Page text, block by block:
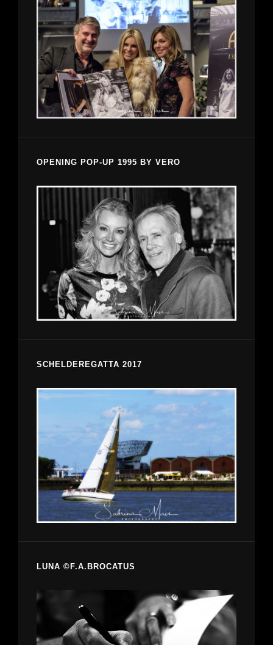
OPENING POP-UP 1995 BY VERO
SCHELDEREGATTA 2017
LUNA ©F.A.BROCATUS